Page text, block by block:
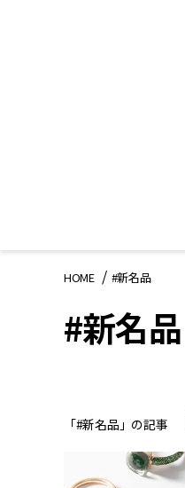
HOME #新名品
#新名品
「#新名品」の記事